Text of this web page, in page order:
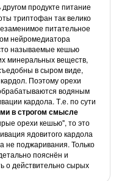
продукте питание
триптофан так велико
питательное
нейромедиатора
называемые кешью
минеральных веществ,
в сыром виде,
Поэтому орехи
водяным
кардола. Т.е. по сути
в строгом смысле
орехи кешью", то это
ядовитого кардола
не поджаривания. Только
пояснён и
о действительно сырых